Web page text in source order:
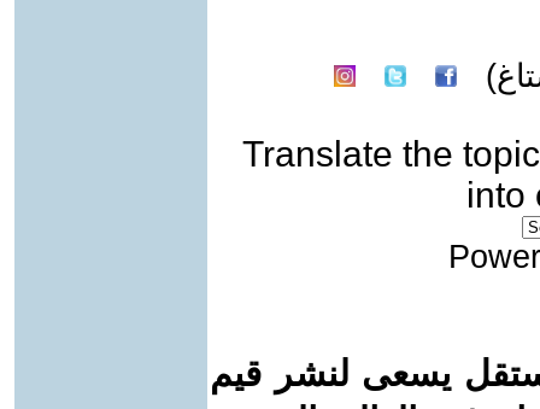
Translate the topic
into
يسعى لنشر قيم